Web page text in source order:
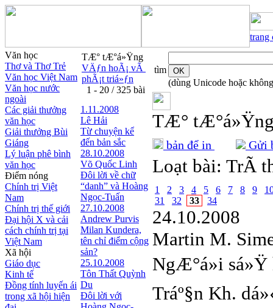
trang
Văn học
Thơ và Thơ Trẻ
Văn học Việt Nam
Văn học nước
ngoài
Các giải thưởng
văn học
Giải thưởng Bùi
Giáng
Lý luận phê bình
văn học
Điểm nóng
Chính trị Việt
Nam
Chính trị thế giới
Đại hội X và cải
cách chính trị tại
Việt Nam
Xã hội
Giáo dục
Kinh tế
Đồng tính luyến ái
trong xã hội hiện
TÆ° tÆ°á»Ÿng
VÄƒn hoÃ¡ vÃ
phÃ¡t triá»ƒn
1 - 20 / 325 bài
1.11.2008
Lê Hải
Từ chuyện kể
đến bản sắc
28.10.2008
Võ Quốc Linh
Đôi lời về chữ
“danh” và Hoàng
Ngọc-Tuấn
27.10.2008
Andrew Purvis
Milan Kundera,
tên chỉ điểm cộng
sản?
25.10.2008
Tôn Thất Quỳnh
Du
Đôi lời với
tìm
(dùng Unicode hoặc
TÆ°
bản để in Gửi
Loạt bài: TrÃ­
1 2 3 4 5 6 7 8 9
31
32 33 34
24.10.2008
Martin M.
NgÆ°á»i
Tráº§n Kh.